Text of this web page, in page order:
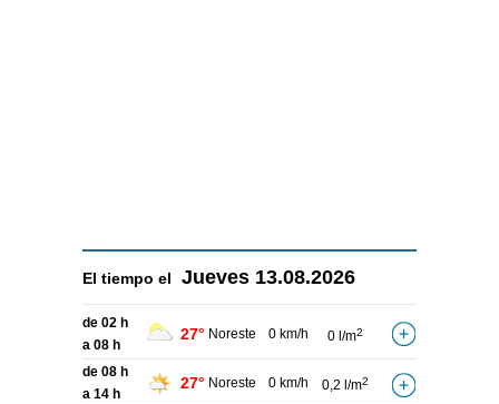
El tiempo el Jueves 13.08.2026
de 02 h
a 08 h
27° Noreste 0 km/h 0 l/m2
de 08 h
a 14 h
27° Noreste 0 km/h 0,2 l/m2